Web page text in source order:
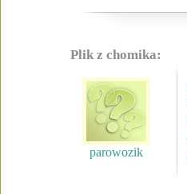
Plik z chomika:
parowozik